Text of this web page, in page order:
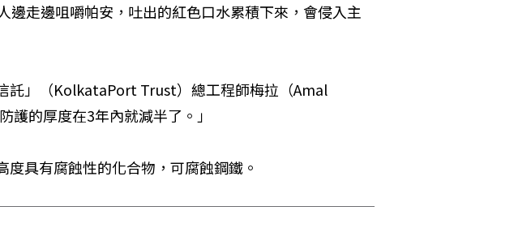
邊走邊咀嚼帕安，吐出的紅色口水累積下來，會侵入主
託」（KolkataPort Trust）總工程師梅拉（Amal
護的厚度在3年內就減半了。」
具有腐蝕性的化合物，可腐蝕鋼鐵。